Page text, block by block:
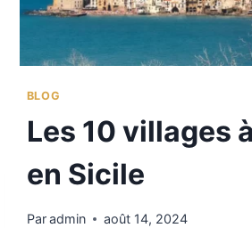
BLOG
Les 10 villages
en Sicile
Paradmin août 14, 2024